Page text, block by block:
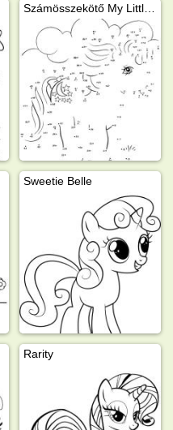
Számösszekötő My Little Pony
Sweetie Belle
Rarity